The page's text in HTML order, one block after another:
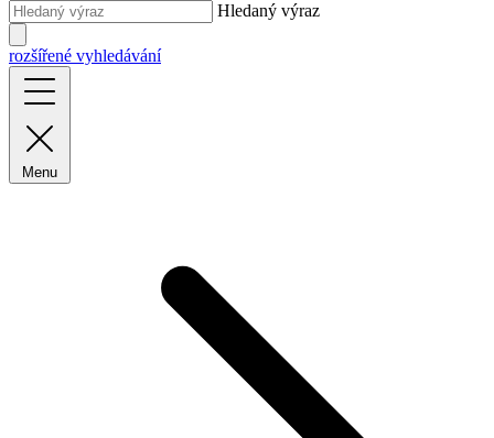
Hledaný výraz
rozšířené vyhledávání
Menu